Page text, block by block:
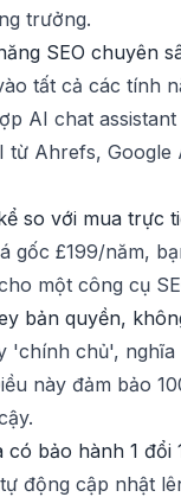
trưởng.
SEO chuyên
tất cả các tính
AI chat
từ Ahrefs,
so với mua trực
gốc £199/năm,
một công cụ
bản quyền,
'chính chủ',
này đảm bảo
bảo hành 1 đổi
động cập nhật